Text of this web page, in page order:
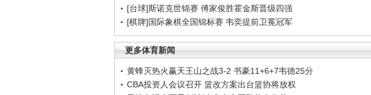
[台球]斯诺克世锦赛 傅家俊胜霍金斯晋级四强
[棋牌]国际象棋全国锦标赛 韦奕提前卫冕冠军
更多体育新闻
黄蜂灭热火赢天王山之战3-2 书豪11+6+7韦德25分
CBA投资人会议召开 篮改方案出台篮协将放权